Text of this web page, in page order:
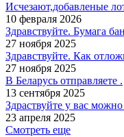
Исчезают,добавленые
10 февраля 2026
Здравствуйте. Бумага
27 ноября 2025
Здравствуйте. Как
27 ноября 2025
В Беларусь отправляете .
13 сентября 2025
Здраствуйте у вас
23 апреля 2025
Смотреть еще